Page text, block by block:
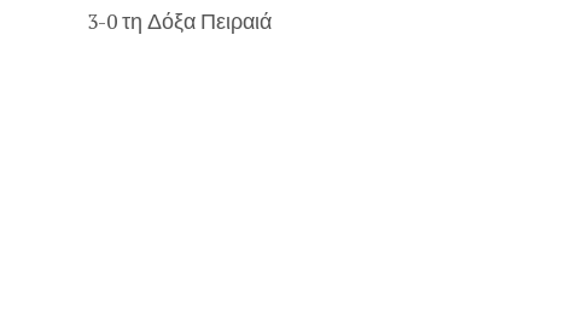
3-0 τη Δόξα Πειραιά